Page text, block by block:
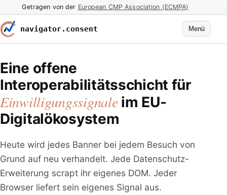
Getragen von der European CMP Association (ECMPA)
navigator.consent Menü
Eine offene
Interoperabilitätsschicht für
Einwilligungssignaleim EU-
Digitalökosystem
Heute wird jedes Banner bei jedem Besuch von
Grund auf neu verhandelt. Jede Datenschutz-
Erweiterung scrapt ihr eigenes DOM. Jeder
Browser liefert sein eigenes Signal aus.